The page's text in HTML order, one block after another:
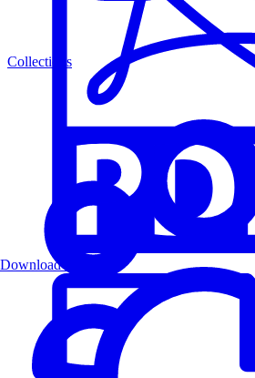
Collections
Download PDF